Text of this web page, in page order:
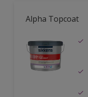
Alpha Topcoat